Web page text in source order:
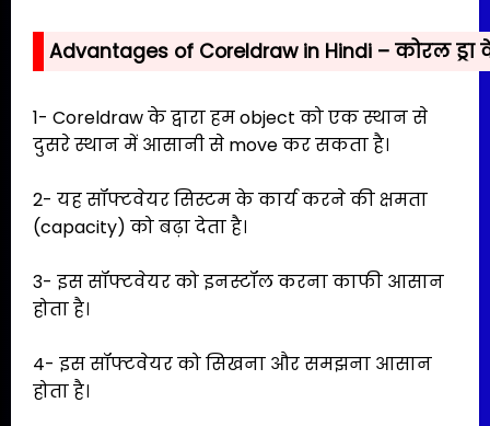
Advantages of Coreldraw in Hindi – कोरल
1- Coreldraw के द्वारा हम object को एक स्थान से
दुसरे स्थान में आसानी से move कर सकता है।
2- यह सॉफ्टवेयर सिस्टम के कार्य करने की क्षमता
(capacity) को बढ़ा देता है।
3- इस सॉफ्टवेयर को इनस्टॉल करना काफी आसान
होता है।
4- इस सॉफ्टवेयर को सिखना और समझना आसान
होता है।